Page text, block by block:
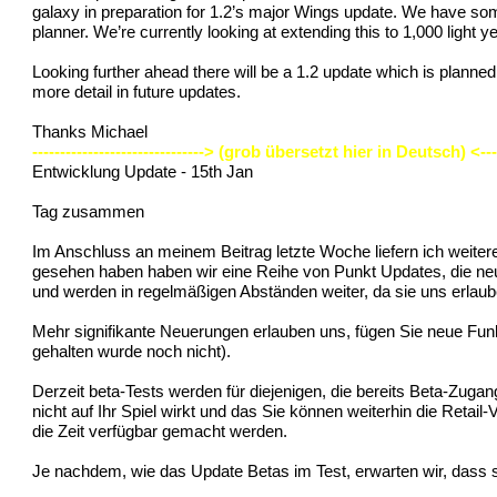
galaxy in preparation for 1.2’s major Wings update. We have
planner. We’re currently looking at extending this to 1,000 light
Looking further ahead there will be a 1.2 update which is
more detail in future updates.
Thanks Michael
-------------------------------> (grob übersetzt hier in Deutsch)
Entwicklung Update - 15th Jan
Tag zusammen
Im Anschluss an meinem Beitrag letzte Woche liefern ich
gesehen haben haben wir eine Reihe von Punkt Updates, die
und werden in regelmäßigen Abständen weiter, da sie uns
Mehr signifikante Neuerungen erlauben uns, fügen Sie neue
gehalten wurde noch nicht).
Derzeit beta-Tests werden für diejenigen, die bereits Beta-
nicht auf Ihr Spiel wirkt und das Sie können weiterhin die
die Zeit verfügbar gemacht werden.
Je nachdem, wie das Update Betas im Test, erwarten wir,